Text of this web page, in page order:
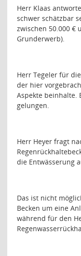
Herr Klaas
schwer schätzbar
zwischen 50.000 €
Grunderwerb).
Herr Tegeler für
der hier
Aspekte
gelungen.
Herr Heyer fragt
die Entwässerung
Das ist nicht
Becken um eine
während für den